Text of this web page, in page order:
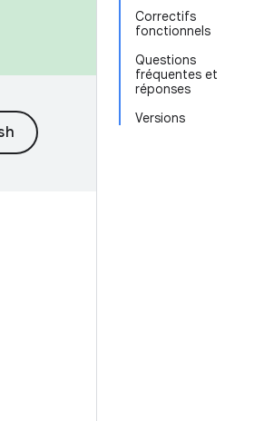
Correctifs
fonctionnels
Questions
fréquentes et
réponses
Versions